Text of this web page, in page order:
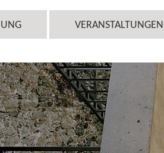
VERANSTALTUNGEN